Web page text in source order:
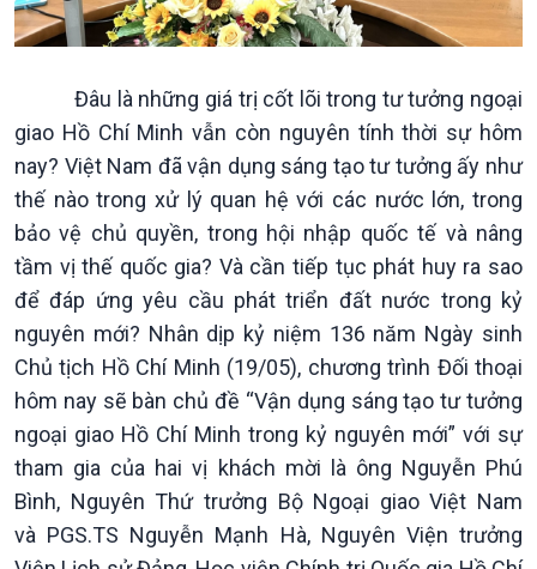
Kinh tế
Tin Kinh tế
Trước giờ mở cửa
Dòng chảy Kinh tế
Sức sống hàng Việt
Khởi nghiệp
Tuyên chiến với gian lận
thương mại
Nông nghiệp & Biển đảo
Tin Nông nghiệp & Biển
đảo
Mùa vàng
Biển đảo Việt Nam
Tâm tình biên giới và hải
đảo
Tìm hiểu biển, đảo Việt
Nam
Đâu là những giá trị cốt lõi trong tư tưởng ngoại
giao Hồ Chí Minh vẫn còn nguyên tính thời sự hôm
nay? Việt Nam đã vận dụng sáng tạo tư tưởng ấy như
thế nào trong xử lý quan hệ với các nước lớn, trong
bảo vệ chủ quyền, trong hội nhập quốc tế và nâng
tầm vị thế quốc gia? Và cần tiếp tục phát huy ra sao
để đáp ứng yêu cầu phát triển đất nước trong kỷ
nguyên mới? Nhân dịp kỷ niệm 136 năm Ngày sinh
Chủ tịch Hồ Chí Minh (19/05), chương trình Đối thoại
hôm nay sẽ bàn chủ đề “Vận dụng sáng tạo tư tưởng
ngoại giao Hồ Chí Minh trong kỷ nguyên mới” với sự
tham gia của hai vị khách mời là ông Nguyễn Phú
Bình, Nguyên Thứ trưởng Bộ Ngoại giao Việt Nam
và PGS.TS Nguyễn Mạnh Hà, Nguyên Viện trưởng